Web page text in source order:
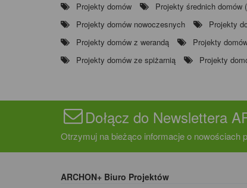
Projekty domów Projekty średnich domów
Projekty domów nowoczesnych
Projekty
Projekty domów z werandą
Projekty
Projekty domów ze spiżarnią
Projekty
Dołącz do Newslettera
Otrzymuj na bieżąco informacje o
ARCHON+ Biuro Projektów